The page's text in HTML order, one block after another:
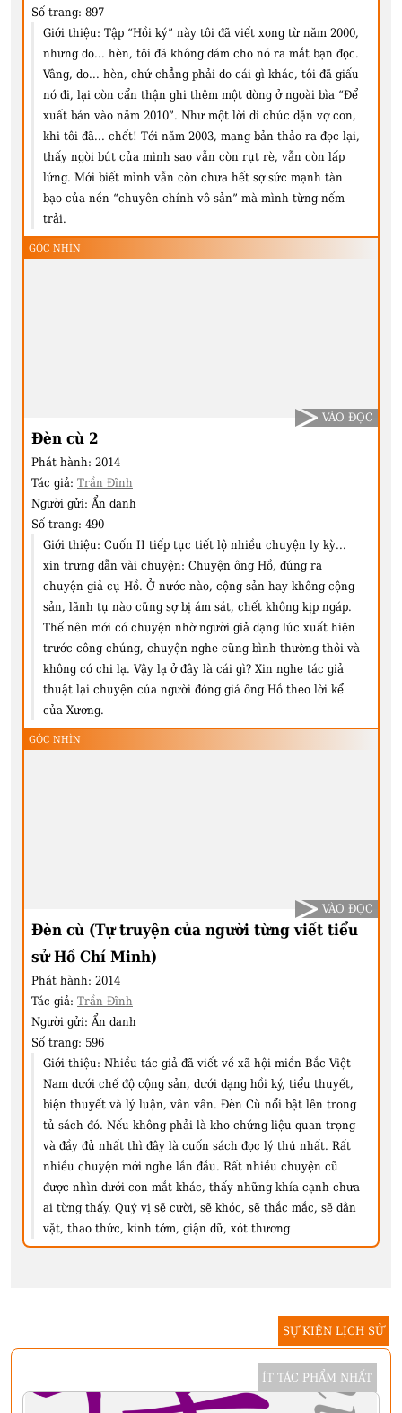
Số trang: 897
Giới thiệu: Tập “Hồi ký” này tôi đã viết xong từ năm 2000,
nhưng do... hèn, tôi đã không dám cho nó ra mắt bạn đọc.
Vâng, do... hèn, chứ chẳng phải do cái gì khác, tôi đã giấu
nó đi, lại còn cẩn thận ghi thêm một dòng ở ngoài bìa “Để
xuất bản vào năm 2010”. Như một lời di chúc dặn vợ con,
khi tôi đã... chết! Tới năm 2003, mang bản thảo ra đọc lại,
thấy ngòi bút của mình sao vẫn còn rụt rè, vẫn còn lấp
lửng. Mới biết mình vẫn còn chưa hết sợ sức mạnh tàn
bạo của nền “chuyên chính vô sản” mà mình từng nếm
trải.
GÓC NHÌN
Đèn cù 2
Phát hành: 2014
Tác giả: Trần Đĩnh
Người gửi: Ẩn danh
Số trang: 490
Giới thiệu: Cuốn II tiếp tục tiết lộ nhiều chuyện ly kỳ...
xin trưng dẫn vài chuyện: Chuyện ông Hồ, đúng ra
chuyện giả cụ Hồ. Ở nước nào, cộng sản hay không cộng
sản, lãnh tụ nào cũng sợ bị ám sát, chết không kịp ngáp.
Thế nên mới có chuyện nhờ người giả dạng lúc xuất hiện
trước công chúng, chuyện nghe cũng bình thường thôi và
không có chi lạ. Vậy lạ ở đây là cái gì? Xin nghe tác giả
thuật lại chuyện của người đóng giả ông Hồ theo lời kể
của Xương.
VÀO ĐỌC
GÓC NHÌN
Đèn cù (Tự truyện của người từng viết tiểu
sử Hồ Chí Minh)
Phát hành: 2014
Tác giả: Trần Đĩnh
Người gửi: Ẩn danh
Số trang: 596
Giới thiệu: Nhiều tác giả đã viết về xã hội miền Bắc Việt
Nam dưới chế độ cộng sản, dưới dạng hồi ký, tiểu thuyết,
biện thuyết và lý luận, vân vân. Đèn Cù nổi bật lên trong
tủ sách đó. Nếu không phải là kho chứng liệu quan trọng
và đầy đủ nhất thì đây là cuốn sách đọc lý thú nhất. Rất
nhiều chuyện mới nghe lần đầu. Rất nhiều chuyện cũ
được nhìn dưới con mắt khác, thấy những khía cạnh chưa
ai từng thấy. Quý vị sẽ cười, sẽ khóc, sẽ thắc mắc, sẽ dằn
vặt, thao thức, kinh tởm, giận dữ, xót thương
VÀO ĐỌC
SỰ KIỆN LỊCH SỬ
ÍT TÁC PHẨM NHẤT